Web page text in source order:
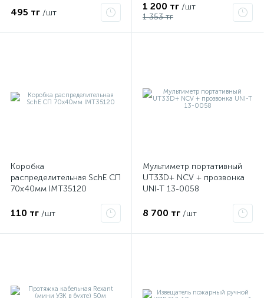
495 тг /шт
1 200 тг /шт
1 353 тг
Коробка
распределительная SchE СП
70х40мм IMT35120
110 тг /шт
Мультиметр портативный
UT33D+ NCV + прозвонка
UNI-T 13-0058
8 700 тг /шт